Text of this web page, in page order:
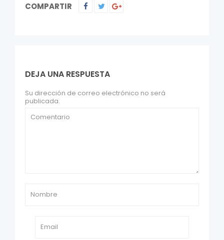
COMPARTIR
DEJA UNA RESPUESTA
Su dirección de correo electrónico no será
publicada.